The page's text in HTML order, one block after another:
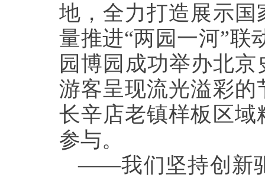
地，全力打造展示
量推进“两园一河”联
园博园成功举办北
游客呈现流光溢彩
长辛店老镇样板区
参与。
——我们坚持创新